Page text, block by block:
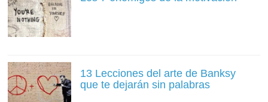
13 Lecciones del arte de Banksy
que te dejarán sin palabras